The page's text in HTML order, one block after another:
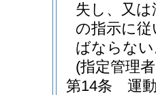
失し、又
の指示に
ばならな
(指定管理
第14条
運